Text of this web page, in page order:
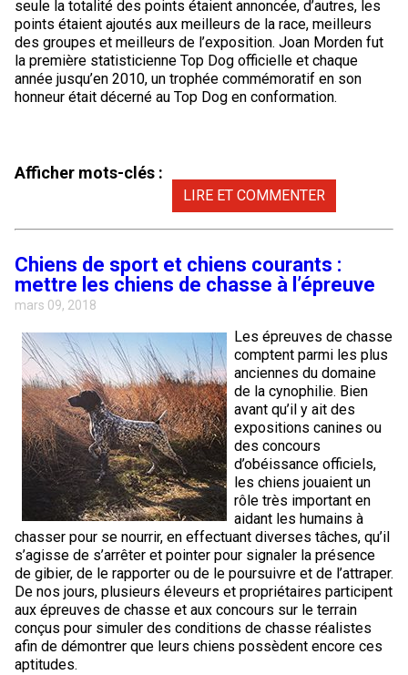
seule la totalité des points étaient annoncée, d’autres, les
points étaient ajoutés aux meilleurs de la race, meilleurs
des groupes et meilleurs de l’exposition. Joan Morden fut
la première statisticienne Top Dog officielle et chaque
année jusqu’en 2010, un trophée commémoratif en son
honneur était décerné au Top Dog en conformation.
Afficher mots-clés :
LIRE ET COMMENTER
Chiens de sport et chiens courants :
mettre les chiens de chasse à l’épreuve
mars 09, 2018
Les épreuves de chasse
comptent parmi les plus
anciennes du domaine
de la cynophilie. Bien
avant qu’il y ait des
expositions canines ou
des concours
d’obéissance officiels,
les chiens jouaient un
rôle très important en
aidant les humains à
chasser pour se nourrir, en effectuant diverses tâches, qu’il
s’agisse de s’arrêter et pointer pour signaler la présence
de gibier, de le rapporter ou de le poursuivre et de l’attraper.
De nos jours, plusieurs éleveurs et propriétaires participent
aux épreuves de chasse et aux concours sur le terrain
conçus pour simuler des conditions de chasse réalistes
afin de démontrer que leurs chiens possèdent encore ces
aptitudes.